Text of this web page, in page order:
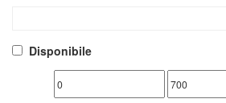
Disponibile